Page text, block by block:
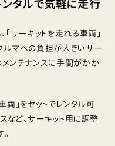
ンタルで気軽に走行
「サーキットを走れる車両」
ルマへの負担が大きいサー
メンテナンスに手間がかか
両」をセットでレンタル可
など、サーキット用に調整